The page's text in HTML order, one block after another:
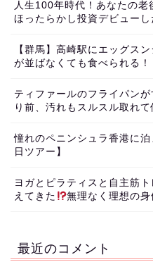
人生100年時代！あなたの
ほったらかし投資デビューし
【群馬】高崎駅にエッグス
が並ばなくても食べられる！
ティファールのフライパン
り前、汚れもスルスル取れ
憧れのペニンシュラ香港に
日ツアー】
ヨガとピラティスと自主筋
えてきた
無理なく理想の
最近のコメント